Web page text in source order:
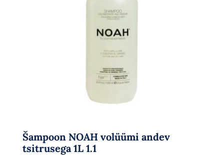
Šampoon NOAH volüümi andev
tsitrusega 1L 1.1